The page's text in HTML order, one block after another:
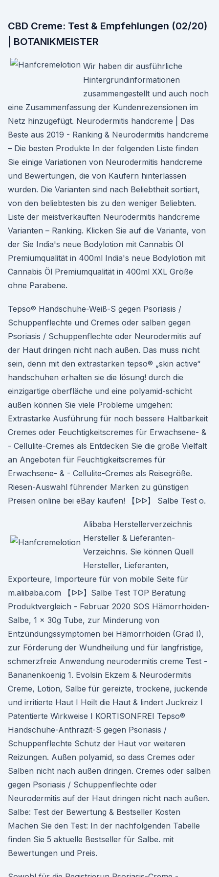
CBD Creme: Test & Empfehlungen (02/20)
| BOTANIKMEISTER
Wir haben dir ausführliche
Hintergrundinformationen
zusammengestellt und auch noch
eine Zusammenfassung der Kundenrezensionen im
Netz hinzugefügt. Neurodermitis handcreme | Das
Beste aus 2019 - Ranking & Neurodermitis handcreme
– Die besten Produkte In der folgenden Liste finden
Sie einige Variationen von Neurodermitis handcreme
und Bewertungen, die von Käufern hinterlassen
wurden. Die Varianten sind nach Beliebtheit sortiert,
von den beliebtesten bis zu den weniger Beliebten.
Liste der meistverkauften Neurodermitis handcreme
Varianten – Ranking. Klicken Sie auf die Variante, von
der Sie India's neue Bodylotion mit Cannabis Öl
Premiumqualität in 400ml India's neue Bodylotion mit
Cannabis Öl Premiumqualität in 400ml XXL Größe
ohne Parabene.
Tepso® Handschuhe-Weiß-S gegen Psoriasis /
Schuppenflechte und Cremes oder salben gegen
Psoriasis / Schuppenflechte oder Neurodermitis auf
der Haut dringen nicht nach außen. Das muss nicht
sein, denn mit den extrastarken tepso® „skin active“
handschuhen erhalten sie die lösung! durch die
einzigartige oberfläche und eine polyamid-schicht
außen können Sie viele Probleme umgehen:
Extrastarke Ausführung für noch bessere Haltbarkeit
Cremes oder Feuchtigkeitscremes für Erwachsene- &
- Cellulite-Cremes als Entdecken Sie die große Vielfalt
an Angeboten für Feuchtigkeitscremes für
Erwachsene- & - Cellulite-Cremes als Reisegröße.
Riesen-Auswahl führender Marken zu günstigen
Preisen online bei eBay kaufen! 【ᐅᐅ】 Salbe Test o.
Alibaba Herstellerverzeichnis
Hersteller & Lieferanten-
Verzeichnis. Sie können Quell
Hersteller, Lieferanten,
Exporteure, Importeure für von mobile Seite für
m.alibaba.com 【ᐅᐅ】Salbe Test TOP Beratung
Produktvergleich - Februar 2020 SOS Hämorrhoiden-
Salbe, 1 x 30g Tube, zur Minderung von
Entzündungssymptomen bei Hämorrhoiden (Grad I),
zur Förderung der Wundheilung und für langfristige,
schmerzfreie Anwendung neurodermitis creme Test -
Bananenkoenig 1. Evolsin Ekzem & Neurodermitis
Creme, Lotion, Salbe für gereizte, trockene, juckende
und irritierte Haut I Heilt die Haut & lindert Juckreiz I
Patentierte Wirkweise I KORTISONFREI Tepso®
Handschuhe-Anthrazit-S gegen Psoriasis /
Schuppenflechte Schutz der Haut vor weiteren
Reizungen. Außen polyamid, so dass Cremes oder
Salben nicht nach außen dringen. Cremes oder salben
gegen Psoriasis / Schuppenflechte oder
Neurodermitis auf der Haut dringen nicht nach außen.
Salbe: Test der Bewertung & Bestseller Kosten
Machen Sie den Test: In der nachfolgenden Tabelle
finden Sie 5 aktuelle Bestseller für Salbe. mit
Bewertungen und Preis.